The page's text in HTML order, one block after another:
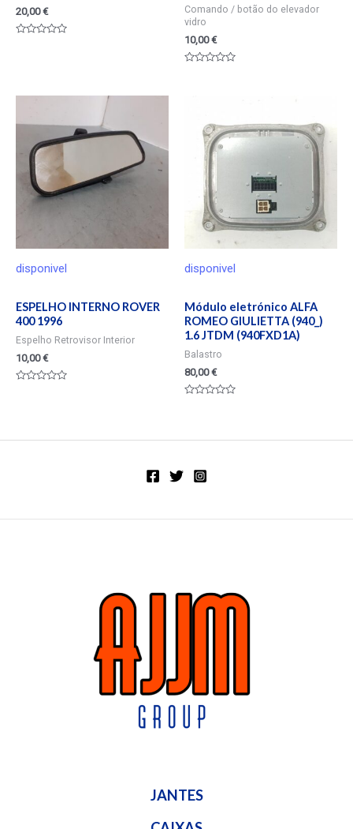
20,00€
Comando / botão do elevador
vidro
10,00€
disponivel
ESPELHO INTERNO ROVER
400 1996
Espelho Retrovisor Interior
10,00€
disponivel
Módulo eletrónico ALFA
ROMEO GIULIETTA (940_)
1.6 JTDM (940FXD1A)
Balastro
80,00€
5
JANTES